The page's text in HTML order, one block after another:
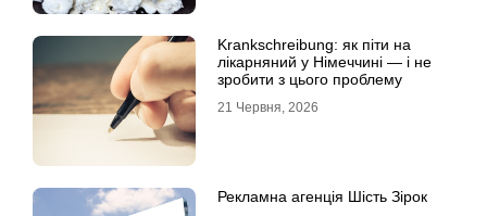
Krankschreibung: як піти на
лікарняний у Німеччині — і не
зробити з цього проблему
21 Червня, 2026
Рекламна агенція Шість Зірок